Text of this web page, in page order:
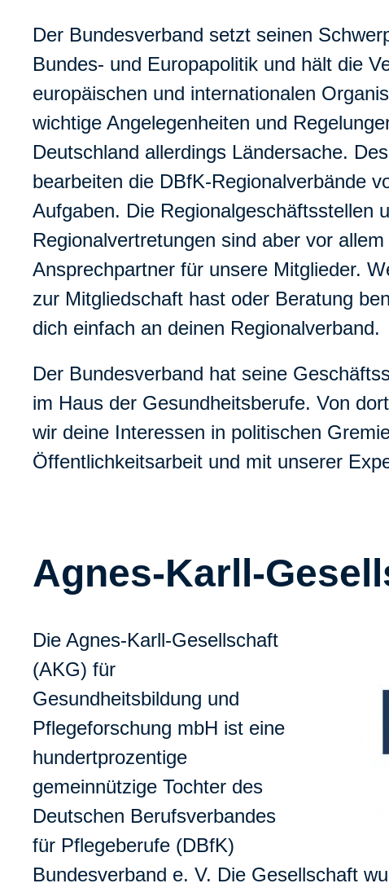
Der Bundesverband setzt seinen
Bundes- und Europapolitik und hält die
europäischen und internationalen
wichtige Angelegenheiten und
Deutschland allerdings Ländersache.
bearbeiten die DBfK-Regionalverbände
Aufgaben. Die Regionalgeschäftsstellen
Regionalvertretungen sind aber vor allem
Ansprechpartner für unsere Mitglieder.
zur Mitgliedschaft hast oder Beratung
dich einfach an deinen Regionalverband.
Der Bundesverband hat seine
im Haus der Gesundheitsberufe. Von
wir deine Interessen in politischen
Öffentlichkeitsarbeit und mit unserer
Agnes-Karll-
Die Agnes-Karll-Gesellschaft
(AKG) für
Gesundheitsbildung und
Pflegeforschung mbH ist eine
hundertprozentige
gemeinnützige Tochter des
Deutschen Berufsverbandes
für Pflegeberufe (DBfK)
Bundesverband e. V. Die Gesellschaft